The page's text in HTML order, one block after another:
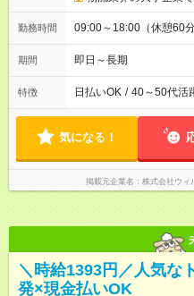
勤務時間 09:00～18:00（休憩60分
期間 即日～長期
特徴 日払いOK / 40～50代活
気になる！
掲載元企業名 株式会社ウ
＼時給1393円／人気な
発×現金払いOK